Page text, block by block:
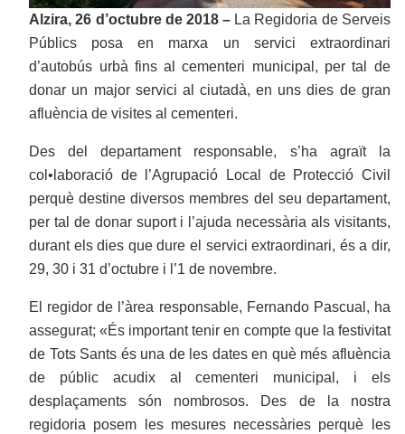
Alzira, 26 d’octubre de 2018 – La Regidoria de Serveis
Públics posa en marxa un servici extraordinari
d’autobús urbà fins al cementeri municipal, per tal de
donar un major servici al ciutadà, en uns dies de gran
afluència de visites al cementeri.
Des del departament responsable, s’ha agraït la
col•laboració de l’Agrupació Local de Protecció Civil
perquè destine diversos membres del seu departament,
per tal de donar suport i l’ajuda necessària als visitants,
durant els dies que dure el servici extraordinari, és a dir,
29, 30 i 31 d’octubre i l’1 de novembre.
El regidor de l’àrea responsable, Fernando Pascual, ha
assegurat; «És important tenir en compte que la festivitat
de Tots Sants és una de les dates en què més afluència
de públic acudix al cementeri municipal, i els
desplaçaments són nombrosos. Des de la nostra
regidoria posem les mesures necessàries perquè les